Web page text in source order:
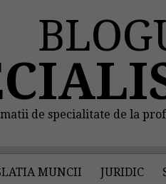
de specialitate de la
MUNCII JURIDIC